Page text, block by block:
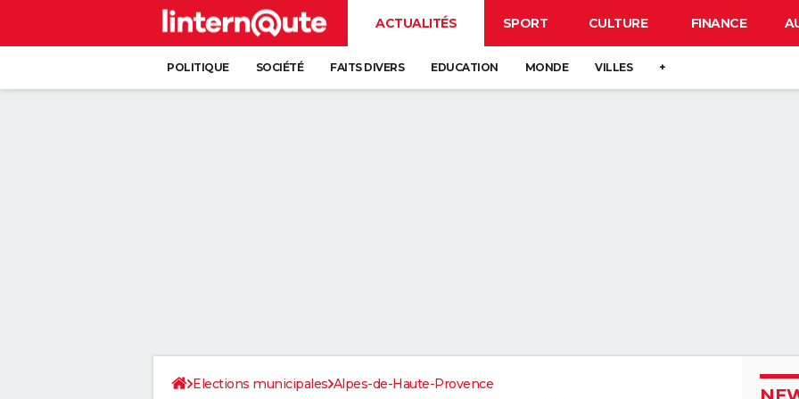
ACTUALITÉS SPORT CULTURE FINANCE
POLITIQUE SOCIÉTÉ FAITS DIVERS EDUCATION MONDE VILLES +
Elections municipales Alpes-de-Haute-Provence